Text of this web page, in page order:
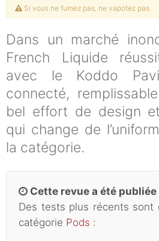
Si vous ne fumez pas, ne vapotez pas.
Dans un marché
French Liquide
avec le Koddo
connecté,
bel effort de design
qui change de
la catégorie.
Cette revue a été publiée
Des tests plus récents sont
catégorie Pods :